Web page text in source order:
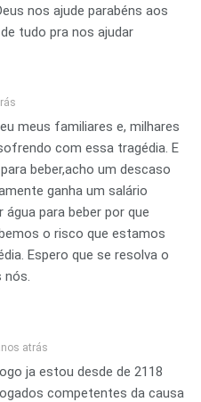
nos ajude parabéns aos
tudo pra nos ajudar
meus familiares e, milhares
com essa tragédia. E
beber,acho um descaso
ganha um salário
para beber por que
o risco que estamos
Espero que se resolva o
nós.
atrás
ja estou desde de 2118
competentes da causa